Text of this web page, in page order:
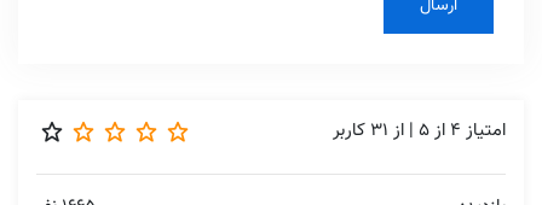
امتیاز 4 از5 | از 31 کاربر